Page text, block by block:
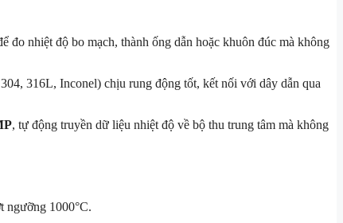
đo nhiệt độ bo mạch, thành ống dẫn hoặc khuôn đúc mà không
316L, Inconel) chịu rung động tốt, kết nối với dây dẫn qua
, tự động truyền dữ liệu nhiệt độ về bộ thu trung tâm mà không
ngưỡng 1000°C.